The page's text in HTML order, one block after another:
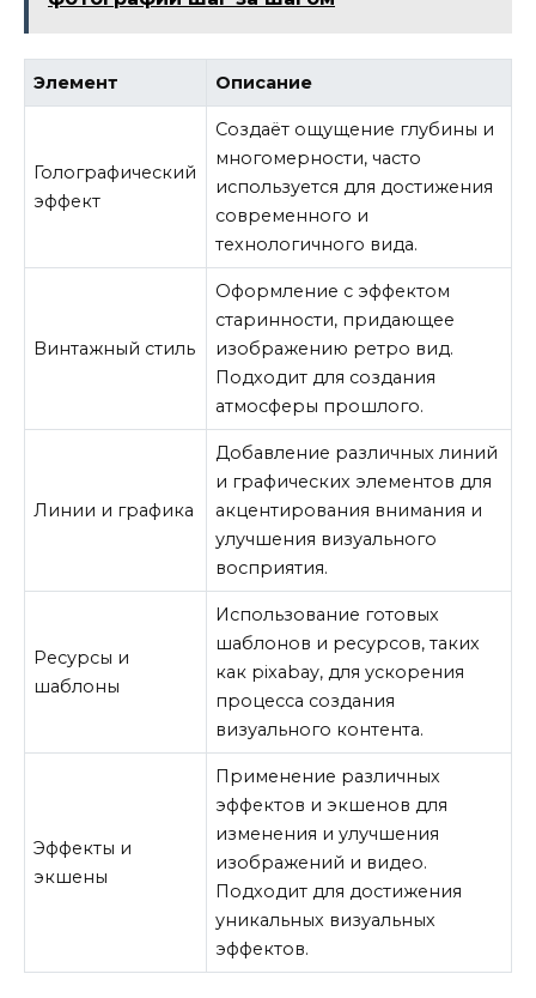
Элемент Описание
Голографический
эффект
Создаёт ощущение глубины и
многомерности, часто
используется для достижения
современного и
технологичного вида.
Винтажный стиль
Оформление с эффектом
старинности, придающее
изображению ретро вид.
Подходит для создания
атмосферы прошлого.
Линии и графика
Добавление различных линий
и графических элементов для
акцентирования внимания и
улучшения визуального
восприятия.
Ресурсы и
шаблоны
Использование готовых
шаблонов и ресурсов, таких
как pixabay, для ускорения
процесса создания
визуального контента.
Эффекты и
экшены
Применение различных
эффектов и экшенов для
изменения и улучшения
изображений и видео.
Подходит для достижения
уникальных визуальных
эффектов.